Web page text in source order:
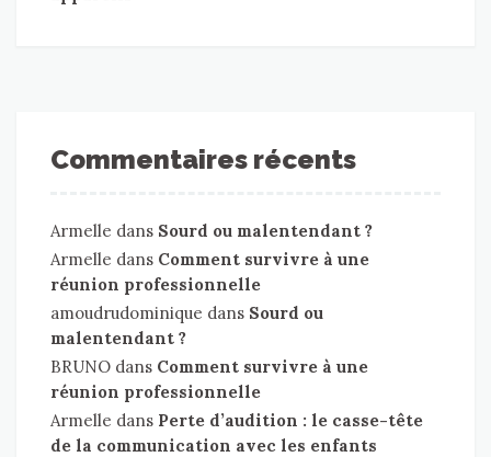
Commentaires récents
Armelle dans Sourd ou malentendant ?
Armelle dans Comment survivre à une
réunion professionnelle
amoudrudominique dans Sourd ou
malentendant ?
BRUNO dans Comment survivre à une
réunion professionnelle
Armelle dans Perte d’audition : le casse-tête
de la communication avec les enfants